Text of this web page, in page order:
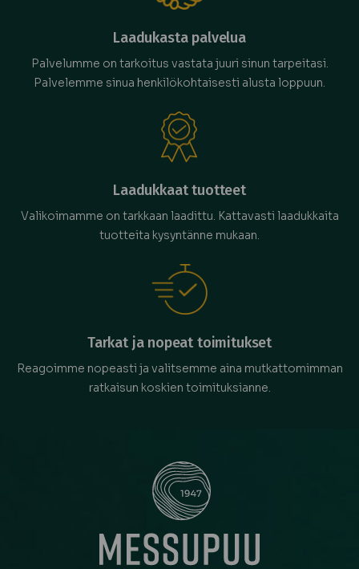
Laadukasta palvelua
Palvelumme on tarkoitus vastata juuri sinun tarpeitasi.
Palvelemme sinua henkilökohtaisesti alusta loppuun.
Laadukkaat tuotteet
Valikoimamme on tarkkaan laadittu. Kattavasti laadukkaita
tuotteita kysyntänne mukaan.
Tarkat ja nopeat toimitukset
Reagoimme nopeasti ja valitsemme aina mutkattomimman
ratkaisun koskien toimituksianne.